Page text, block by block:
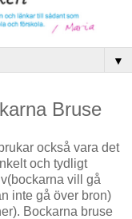
▼
Bruse
också vara det
och tydligt
vill gå
inte gå över bron)
Bockarna bruse